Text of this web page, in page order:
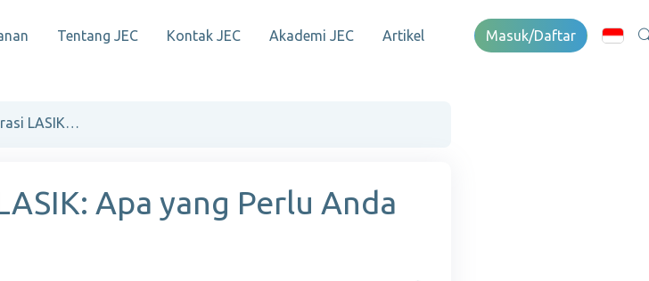
Tentang JEC Kontak JEC Akademi JEC Artikel Masuk/Daftar
Efek Samping Operasi LASIK: Apa yang Perlu Anda Ketahui?
Apa yang Perlu Anda